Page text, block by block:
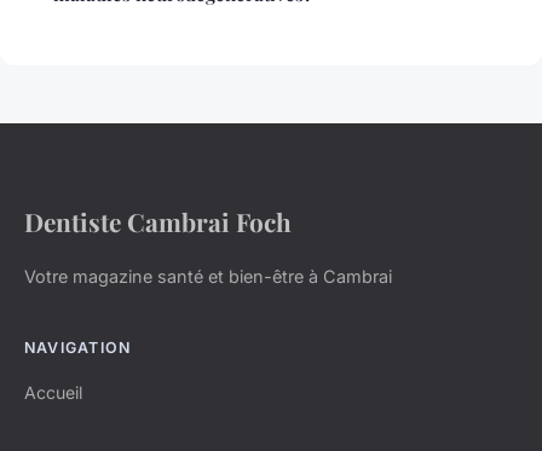
Dentiste Cambrai Foch
Votre magazine santé et bien-être à Cambrai
NAVIGATION
Accueil